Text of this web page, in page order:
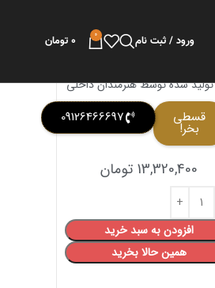
ورود / ثبت نام 0
0 تومان
تولید شده توسط هنرمندان داخلی
قسطی
بخر!
09126466697
13,320,400 تومان
افزودن به سبد خرید
همین حالا بخرید